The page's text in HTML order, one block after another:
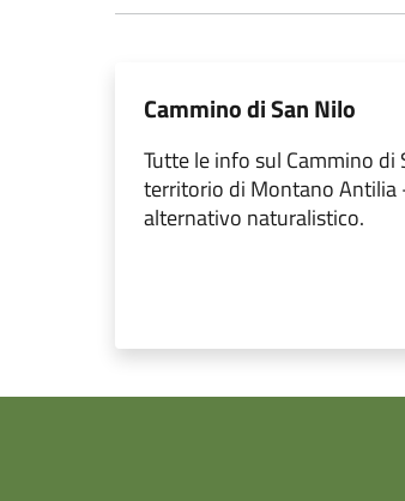
Cammino di San Nilo
Tutte le info sul Cammino di
territorio di Montano Antilia
alternativo naturalistico.